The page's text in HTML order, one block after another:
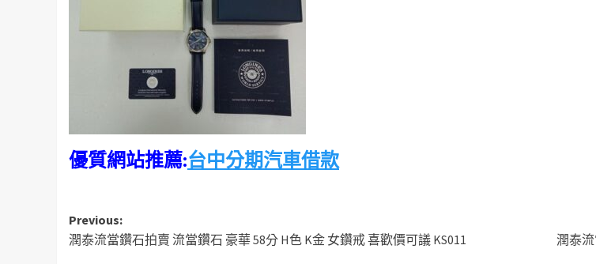
優質網站推薦:台中分期汽車借款
Post
navigation
Previous:
潤泰流當鑽石拍賣 流當鑽石 豪華 58分 H色 K金 女鑽戒 喜歡價可議 KS011
潤泰